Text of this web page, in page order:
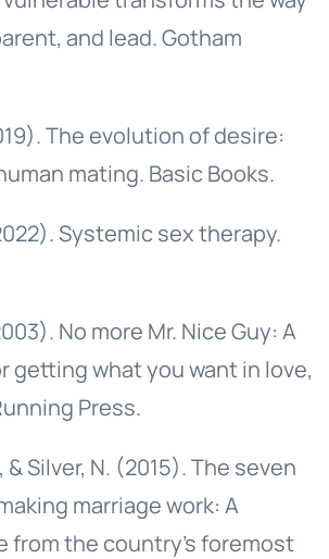
and lead. Gotham
The evolution of desire:
mating. Basic Books.
Systemic sex therapy.
No more Mr. Nice Guy: A
getting what you want in love,
Press.
& Silver, N. (2015). The seven
marriage work: A
from the country's foremost